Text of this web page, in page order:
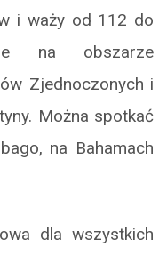
i waży od 112 do
na obszarze
Zjednoczonych i
Można spotkać
na Bahamach
dla wszystkich